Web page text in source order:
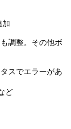
整。その他ボ
でエラーがあ